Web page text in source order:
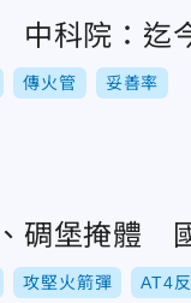
科院：迄
傳火管 妥善率
碉堡掩體
攻堅火箭彈 AT4